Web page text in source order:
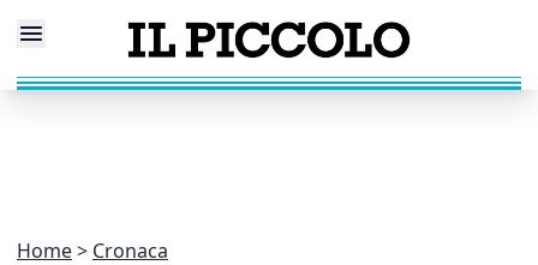
Home Cronaca